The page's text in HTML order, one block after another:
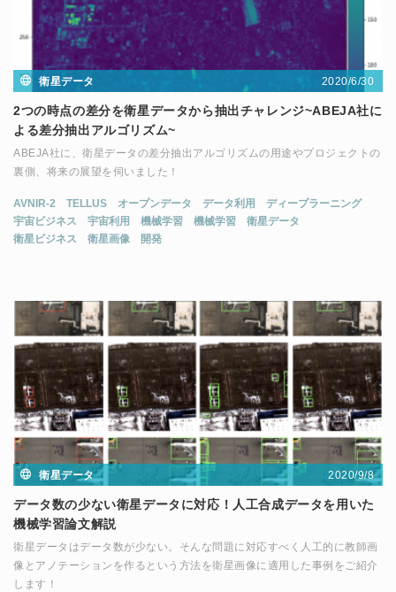
衛星データ 2020/6/30
2つの時点の差分を衛星データから抽出チャレンジ~ABEJA社に
よる差分抽出アルゴリズム~
ABEJA社に、衛星データの差分抽出アルゴリズムの用途やプロジェクトの
裏側、将来の展望を伺いました！
AVNIR-2 TELLUS オープンデータ データ利用
ディープラーニング
宇宙ビジネス
宇宙利用 機械学習 機械学習
衛星データ
衛星ビジネス
衛星画像 開発
衛星データ 2020/9/8
データ数の少ない衛星データに対応！人工合成データを用いた
機械学習論文解説
衛星データはデータ数が少ない。そんな問題に対応すべく人工的に教師画
像とアノテーションを作るという方法を衛星画像に適用した事例をご紹介
します！